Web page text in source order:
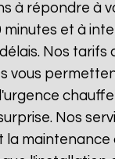
à répondre à
minutes et à
Nos tarifs
vous
Nos
la maintenance